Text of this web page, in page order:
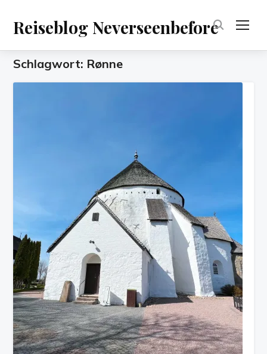
Reiseblog Neverseenbefore
Schlagwort: Rønne